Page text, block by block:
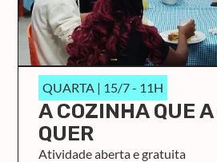
QUARTA | 15/7 - 11H
A COZINHA QUE
QUER
Atividade aberta e gratuita